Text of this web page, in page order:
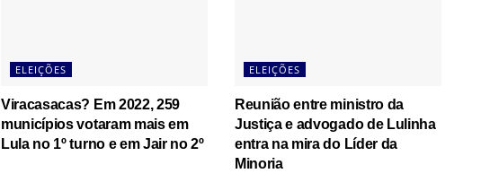
ELEIÇÕES
Viracasacas? Em 2022, 259
municípios votaram mais em
Lula no 1º turno e em Jair no 2º
ELEIÇÕES
Reunião entre ministro da
Justiça e advogado de Lulinha
entra na mira do Líder da
Minoria